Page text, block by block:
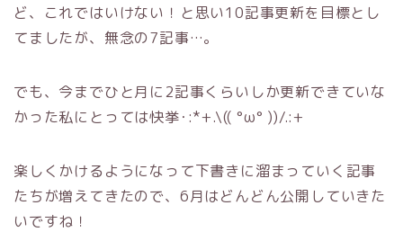
ど、これではいけない！と思い10記事更新を目標とし
てましたが、無念の7記事…。
でも、今までひと月に2記事くらいしか更新できていな
かった私にとっては快挙･:*+.\(( °ω° ))/.:+
楽しくかけるようになって下書きに溜まっていく記事
たちが増えてきたので、6月はどんどん公開していきた
いですね！